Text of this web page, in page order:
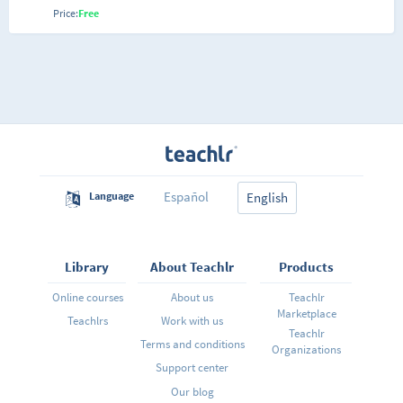
semiprácticos
Price:Free
Language Español English
Library
Online courses
Teachlrs
About Teachlr
About us
Work with us
Terms and conditions
Support center
Our blog
Products
Teachlr
Marketplace
Teachlr
Organizations